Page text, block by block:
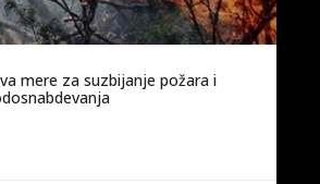
mere za suzbijanje požara i